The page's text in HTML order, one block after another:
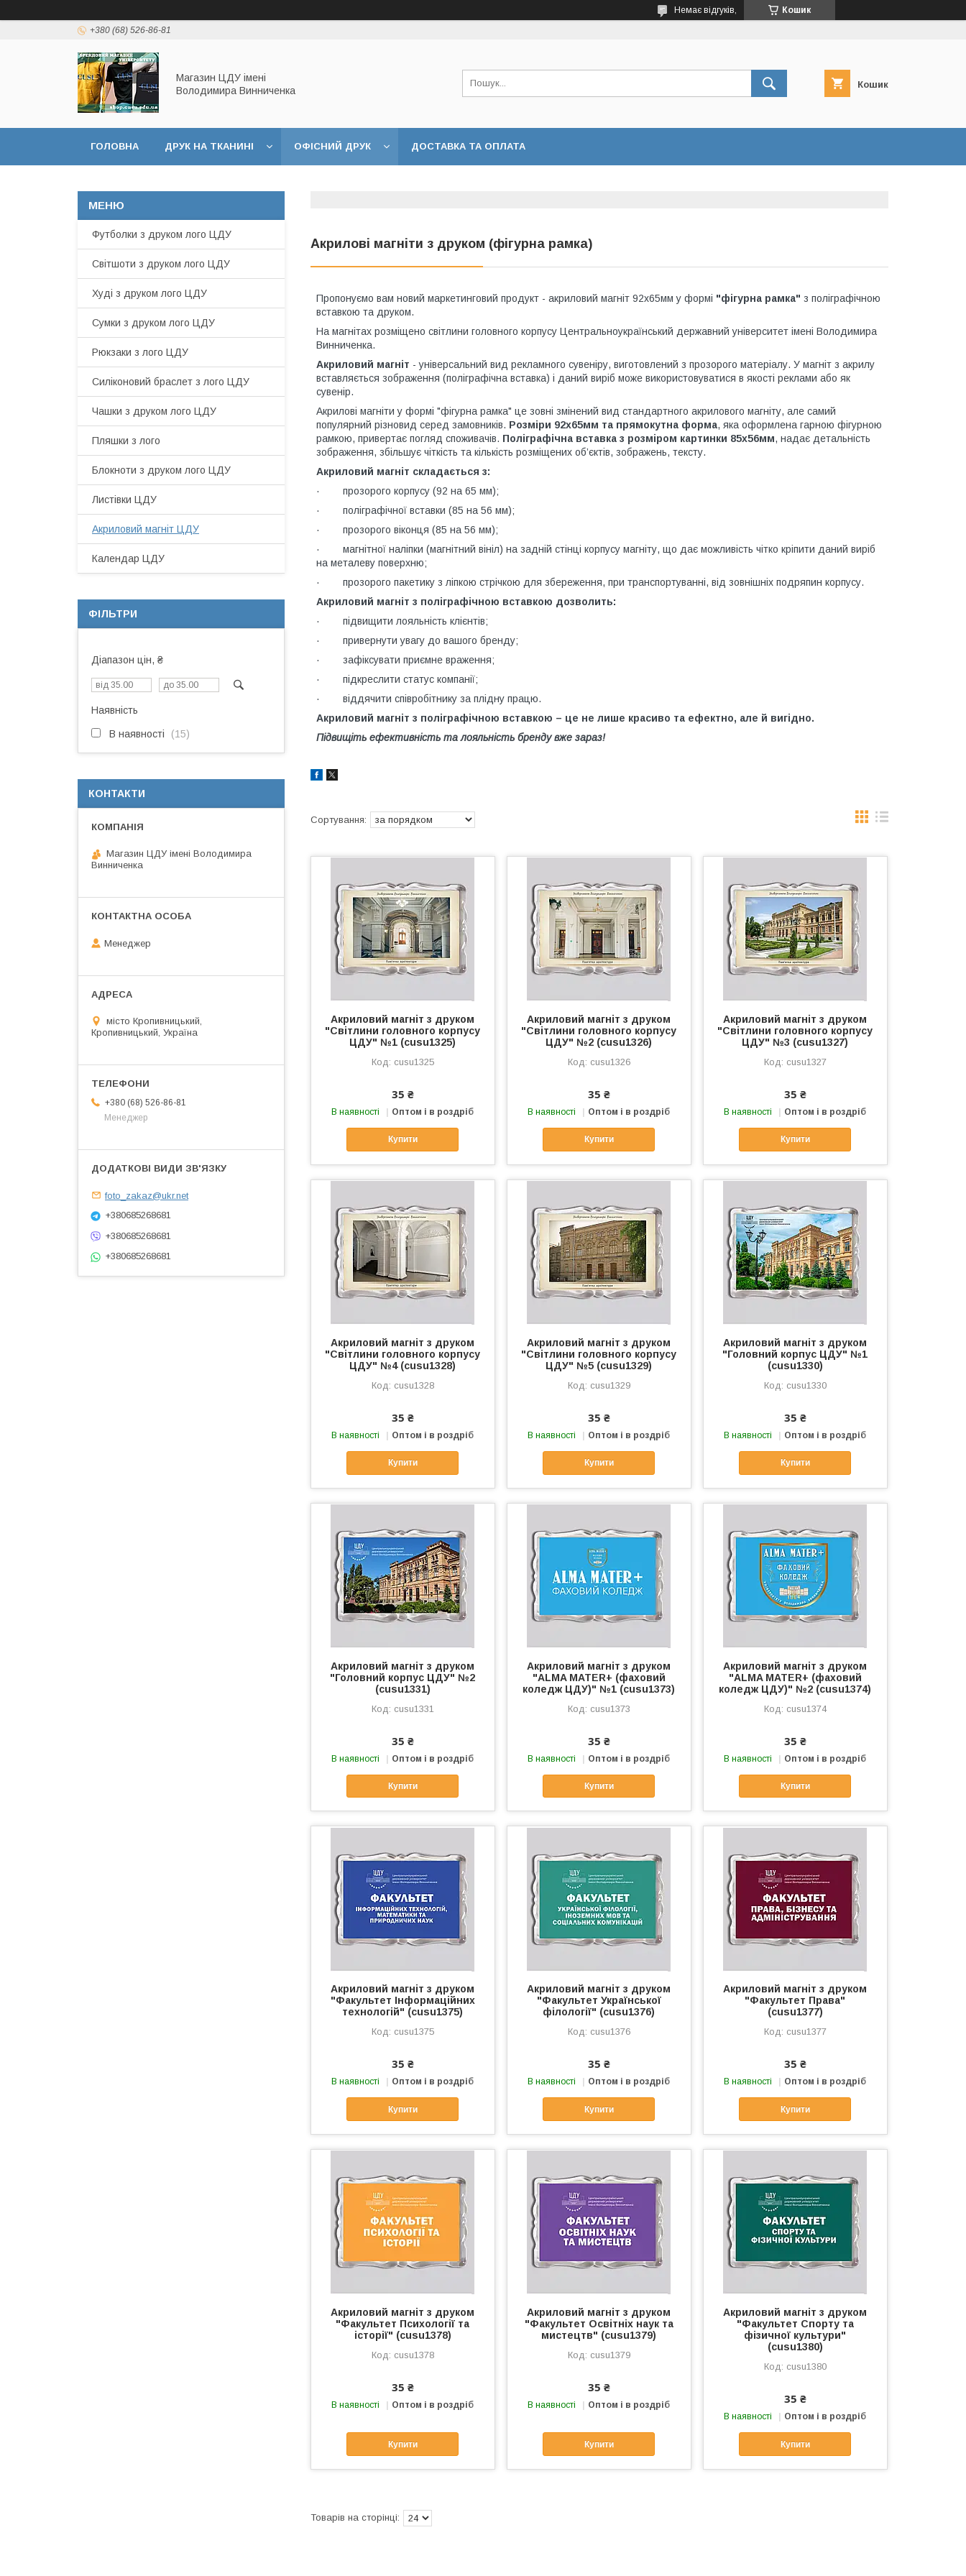
Кошик
Немає відгуків,
+380 (68) 526-86-81
Магазин ЦДУ імені
Володимира Винниченка
Кошик
ГОЛОВНА ДРУК НА ТКАНИНІ ОФІСНИЙ ДРУК ДОСТАВКА ТА ОПЛАТА
Акрилові магніти з друком (фігурна рамка)
Пропонуємо вам новий маркетинговий продукт - акриловий магніт 92х65мм у формі "фігурна рамка" з поліграфічною
вставкою та друком.
На магнітах розміщено світлини головного корпусу Центральноукраїнський державний університет імені Володимира
Винниченка.
Акриловий магніт - універсальний вид рекламного сувеніру, виготовлений з прозорого матеріалу. У магніт з акрилу
вставляється зображення (поліграфічна вставка) і даний виріб може використовуватися в якості реклами або як
сувенір.
Акрилові магніти у формі "фігурна рамка" це зовні змінений вид стандартного акрилового магніту, але самий
популярний різновид серед замовників. Розміри 92х65мм та прямокутна форма, яка оформлена гарною фігурною
рамкою, привертає погляд споживачів. Поліграфічна вставка з розміром картинки 85х56мм, надає детальність
зображення, збільшує чіткість та кількість розміщених об’єктів, зображень, тексту.
Акриловий магніт складається з:
·
прозорого корпусу (92 на 65 мм);
·
поліграфічної вставки (85 на 56 мм);
·
прозорого віконця (85 на 56 мм);
·
магнітної наліпки (магнітний вініл) на задній стінці корпусу магніту, що дає можливість чітко кріпити даний виріб
на металеву поверхню;
·
прозорого пакетику з ліпкою стрічкою для збереження, при транспортуванні, від зовнішніх подряпин корпусу.
Акриловий магніт з поліграфічною вставкою дозволить:
·
підвищити лояльність клієнтів;
·
привернути увагу до вашого бренду;
·
зафіксувати приємне враження;
·
підкреслити статус компанії;
·
віддячити співробітнику за плідну працю.
Акриловий магніт з поліграфічною вставкою – це не лише красиво та ефектно, але й вигідно.
Підвищіть ефективність та лояльність бренду вже зараз!
Акриловий магніт з друком
"Світлини головного корпусу
ЦДУ" №1 (cusu1325)
cusu1325
35 ₴
В наявності Оптом і в роздріб
Купити
Акриловий магніт з друком
"Світлини головного корпусу
ЦДУ" №2 (cusu1326)
cusu1326
35 ₴
В наявності Оптом і в роздріб
Купити
Акриловий магніт з друком
"Світлини головного корпусу
ЦДУ" №3 (cusu1327)
cusu1327
35 ₴
В наявності Оптом і в роздріб
Купити
Акриловий магніт з друком
"Світлини головного корпусу
ЦДУ" №4 (cusu1328)
cusu1328
35 ₴
В наявності Оптом і в роздріб
Купити
Акриловий магніт з друком
"Світлини головного корпусу
ЦДУ" №5 (cusu1329)
cusu1329
35 ₴
В наявності Оптом і в роздріб
Купити
Акриловий магніт з друком
"Головний корпус ЦДУ" №1
(cusu1330)
cusu1330
35 ₴
В наявності Оптом і в роздріб
Купити
Акриловий магніт з друком
"Головний корпус ЦДУ" №2
(cusu1331)
cusu1331
35 ₴
В наявності Оптом і в роздріб
Купити
Акриловий магніт з друком
"ALMA MATER+ (фаховий
коледж ЦДУ)" №1 (cusu1373)
cusu1373
35 ₴
В наявності Оптом і в роздріб
Купити
Акриловий магніт з друком
"ALMA MATER+ (фаховий
коледж ЦДУ)" №2 (cusu1374)
cusu1374
35 ₴
В наявності Оптом і в роздріб
Купити
Акриловий магніт з друком
"Факультет Інформаційних
технологій" (cusu1375)
cusu1375
35 ₴
В наявності Оптом і в роздріб
Купити
Акриловий магніт з друком
"Факультет Української
філології" (cusu1376)
cusu1376
35 ₴
В наявності Оптом і в роздріб
Купити
Акриловий магніт з друком
"Факультет Права"
(cusu1377)
cusu1377
35 ₴
В наявності Оптом і в роздріб
Купити
Акриловий магніт з друком
"Факультет Психології та
історії" (cusu1378)
cusu1378
35 ₴
В наявності Оптом і в роздріб
Купити
Акриловий магніт з друком
"Факультет Освітніх наук та
мистецтв" (cusu1379)
cusu1379
35 ₴
В наявності Оптом і в роздріб
Купити
Акриловий магніт з друком
"Факультет Спорту та
фізичної культури"
(cusu1380)
cusu1380
35 ₴
В наявності Оптом і в роздріб
Купити
Футболки з друком лого ЦДУ
Світшоти з друком лого ЦДУ
Худі з друком лого ЦДУ
Сумки з друком лого ЦДУ
Рюкзаки з лого ЦДУ
Силіконовий браслет з лого ЦДУ
Чашки з друком лого ЦДУ
Пляшки з лого
Блокноти з друком лого ЦДУ
Листівки ЦДУ
Акриловий магніт ЦДУ
Календар ЦДУ
ФІЛЬТРИ
Діапазон цін, ₴
Наявність
В наявності 15
КОНТАКТИ
Магазин ЦДУ імені Володимира
Винниченка
Менеджер
місто Кропивницький,
Кропивницький, Україна
+380 (68) 526-86-81
Менеджер
foto_zakaz@ukr.net
+380685268681
+380685268681
+380685268681